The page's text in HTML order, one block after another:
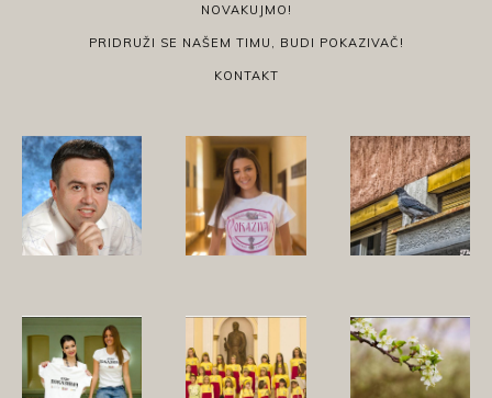
NOVAKUJMO!
PRIDRUŽI SE NAŠEM TIMU, BUDI POKAZIVAČ!
KONTAKT